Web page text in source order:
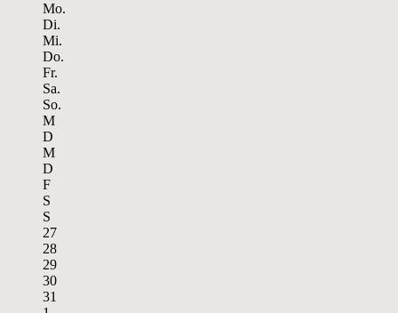
Mo.
Di.
Mi.
Do.
Fr.
Sa.
So.
M
D
M
D
F
S
S
27
28
29
30
31